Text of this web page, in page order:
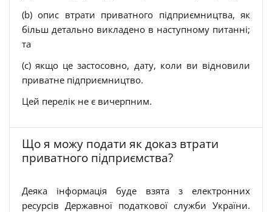
(b) опис втрати приватного підприємництва, як
більш детально викладено в наступному питанні;
та
(c) якщо це застосовно, дату, коли ви відновили
приватне підприємництво.
Цей перелік не є вичерпним.
Що я можу подати як доказ втрати
приватного підприємства?
Деяка інформація буде взята з електронних
ресурсів Державної податкової служби України.